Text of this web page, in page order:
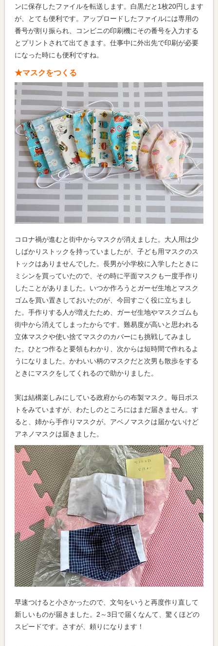
ンに保存したファイルを転送します。白黒だと1枚20円します
が、とても便利です。アップロードしたファイルには専用の
番号が割り振られ、コンビニの印刷機にその番号を入力する
とプリントされて出てきます。仕事中に外出先で印刷が必要
になった時にも便利ですね。
★マスクをつくる
コロナ禍が進むと街中からマスクが消えました。大人用は少
しばかりストックを持っていましたが、子ども用マスクのス
トックはありませんでした。長男が小学校に入学したときに
ミシンを買っていたので、その時に平面マスクも一度手作り
したことがありました。いつか作ろうとガーゼ生地とマスク
ゴムを買い置きしておいたのが、今回すごく役に立ちまし
た。手作りする人が増えたため、ガーゼ生地やマスクゴムも
街中から消えてしまったからです。難易度が高いと思われる
立体マスクや使い捨てマスクのカバーにも挑戦してみまし
た。ひとつ作ると要領もわかり、次からは短時間で作れるよ
うになりました。かわいい柄のマスクだと次男も散歩をする
ときにマスクをしてくれるので助かりました。
実は結構楽しみにしている政府からの布製マスク。毎日ポス
トをみていますが、わたしのところにはまだ届きません。す
ると、姉から手作りマスクが。アベノマスクは届かないけど
アネノマスクは届きました。
早速つけると小さかったので、文句をいうと再度作り直して
新しいものが届きました。2～3日で届くなんて、驚くほどの
スピードです。さすが、頼りになります！